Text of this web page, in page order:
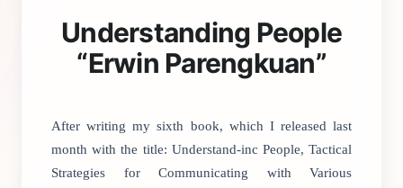
Understanding People
“Erwin Parengkuan”
After writing my sixth book, which I released last
month with the title: Understand-inc People, Tactical
Strategies for Communicating with Various